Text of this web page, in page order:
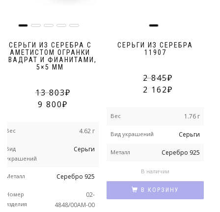
СЕРЬГИ ИЗ СЕРЕБРА С
АМЕТИСТОМ ОГРАНКИ
КВАДРАТ И ФИАНИТАМИ,
5×5 ММ
13 803
9 800
Вес 4.62 г
Вид
украшений
Серьги
Металл Серебро 925
Номер
изделия
02-
4848/00АМ-00
СЕРЬГИ ИЗ СЕРЕБРА
11907
2 845
2 162
Вес 1.76 г
Вид украшений Серьги
Металл Серебро 925
В наличии
В КОРЗИНУ